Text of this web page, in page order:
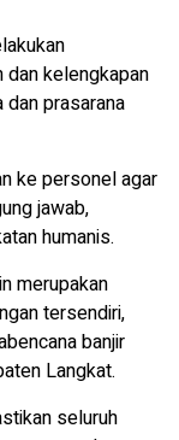
kelengkapan
prasarana
ke personel agar
jawab,
humanis.
merupakan
tersendiri,
banjir
Langkat.
seluruh